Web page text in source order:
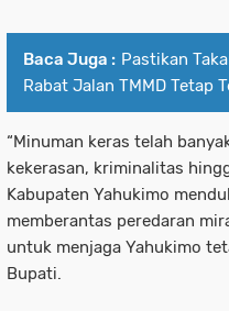
Baca Juga : Pastikan
Rabat Jalan TMMD Tetap
“Minuman keras telah
kekerasan, kriminalitas
Kabupaten Yahukimo
memberantas peredaran
untuk menjaga Yahukimo
Bupati.